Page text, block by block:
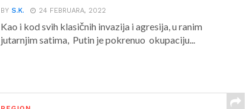
BYS.K. 24 FEBRUARA, 2022
Kao i kod svih klasičnih invazija i agresija, u ranim
jutarnjim satima, Putin je pokrenuo okupaciju...